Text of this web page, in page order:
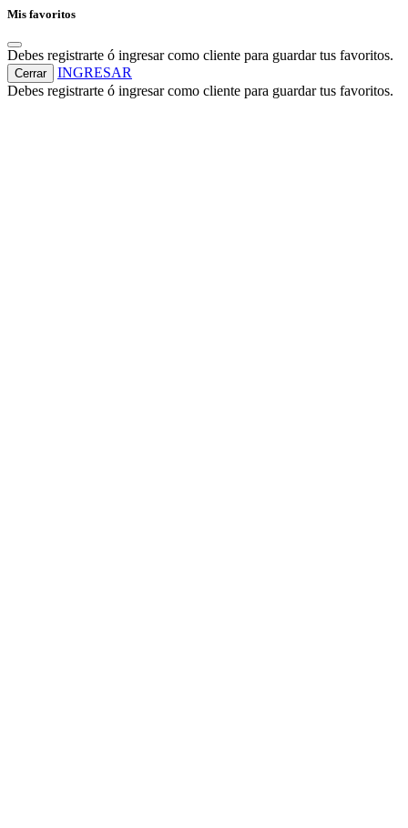
Mis favoritos
Debes registrarte ó ingresar como cliente para guardar tus favoritos.
Cerrar
INGRESAR
Debes registrarte ó ingresar como cliente para guardar tus favoritos.